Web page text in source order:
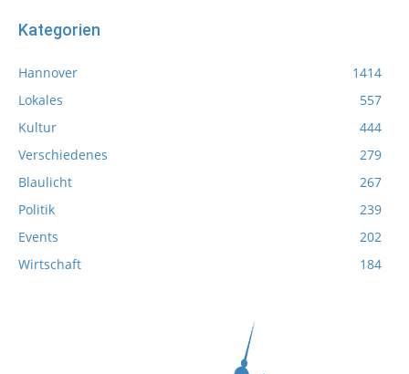
Kategorien
Hannover
1414
Lokales
557
Kultur
444
Verschiedenes
279
Blaulicht
267
Politik
239
Events
202
Wirtschaft
184